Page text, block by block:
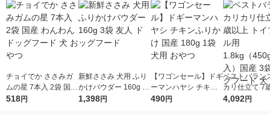
チョイでか ささみガ
ムの星 7本入 2袋 国産
わんわん ドッグフー
518円
新鮮ささみ 犬用 ふり
かけパウダー 160g 3
袋 友人 ドッグフード
1,398円
【ワゴンセール】ドギ
ーマンハヤシ チキン
ふりかけ 国産 180g 1
490円
ベストバラン
カリ仕立て 7
トイプードル
4,092円